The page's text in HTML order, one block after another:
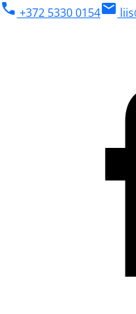
phone +372 5330 0154mail